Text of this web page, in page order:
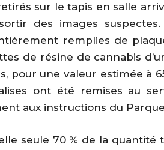
sur le tapis en salle
des images suspectes.
remplies de
de résine de cannabis
pour une valeur estimée à
ont été remises au
aux instructions du
seule 70 % de la quantité